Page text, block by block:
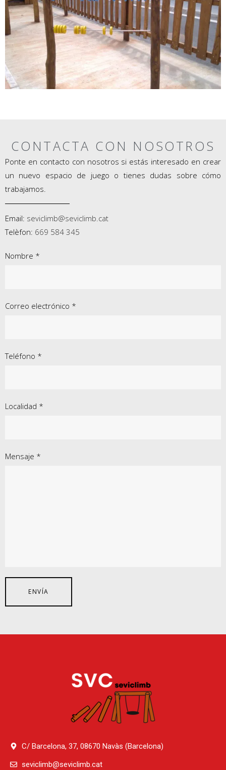
CONTACTA CON NOSOTROS
Ponte en contacto con nosotros si estás interesado en crear
un nuevo espacio de juego o tienes dudas sobre cómo
trabajamos.
Email: seviclimb@seviclimb.cat
Telèfon: 669 584 345
Nombre *
Correo electrónico *
Teléfono *
Localidad *
Mensaje *
C/ Barcelona, 37, 08670 Navàs (Barcelona)
seviclimb@seviclimb.cat